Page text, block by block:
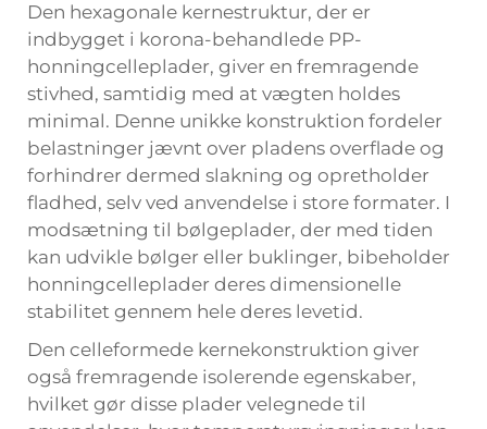
Den hexagonale kernestruktur, der er
indbygget i korona-behandlede PP-
honningcelleplader, giver en fremragende
stivhed, samtidig med at vægten holdes
minimal. Denne unikke konstruktion fordeler
belastninger jævnt over pladens overflade og
forhindrer dermed slakning og opretholder
fladhed, selv ved anvendelse i store formater. I
modsætning til bølgeplader, der med tiden
kan udvikle bølger eller buklinger, bibeholder
honningcelleplader deres dimensionelle
stabilitet gennem hele deres levetid.
Den celleformede kernekonstruktion giver
også fremragende isolerende egenskaber,
hvilket gør disse plader velegnede til